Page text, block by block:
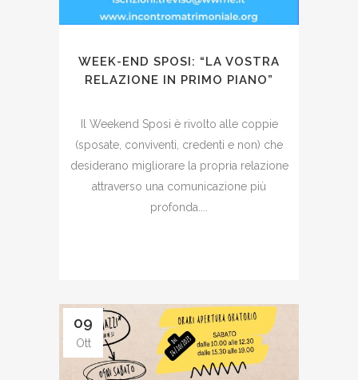
WEEK-END SPOSI: “LA VOSTRA
RELAZIONE IN PRIMO PIANO”
Il Weekend Sposi è rivolto alle coppie
(sposate, conviventi, credenti e non) che
desiderano migliorare la propria relazione
attraverso una comunicazione più
profonda....
09
Ott